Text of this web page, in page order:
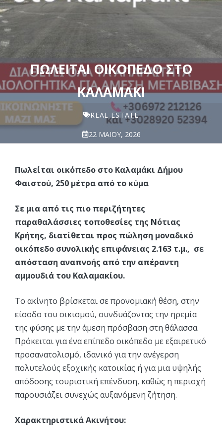
ΠΩΛΕΊΤΑΙ ΟΙΚΌΠΕΔΟ ΣΤΟ
ΚΑΛΑΜΆΚΙ
REAL ESTATE
22 ΜΑΪ́ΟΥ, 2026
Πωλείται οικόπεδο στο Καλαμάκι Δήμου
Φαιστού, 250 μέτρα από το κύμα
Σε μια από τις πιο περιζήτητες
παραθαλάσσιες τοποθεσίες της Νότιας
Κρήτης, διατίθεται προς πώληση μοναδικό
οικόπεδο συνολικής επιφάνειας 2.163 τ.μ., σε
απόσταση αναπνοής από την απέραντη
αμμουδιά του Καλαμακίου.
Το ακίνητο βρίσκεται σε προνομιακή θέση, στην
είσοδο του οικισμού, συνδυάζοντας την ηρεμία
της φύσης με την άμεση πρόσβαση στη θάλασσα.
Πρόκειται για ένα επίπεδο οικόπεδο με εξαιρετικό
προσανατολισμό, ιδανικό για την ανέγερση
πολυτελούς εξοχικής κατοικίας ή για μια υψηλής
απόδοσης τουριστική επένδυση, καθώς η περιοχή
παρουσιάζει συνεχώς αυξανόμενη ζήτηση.
Χαρακτηριστικά Ακινήτου: